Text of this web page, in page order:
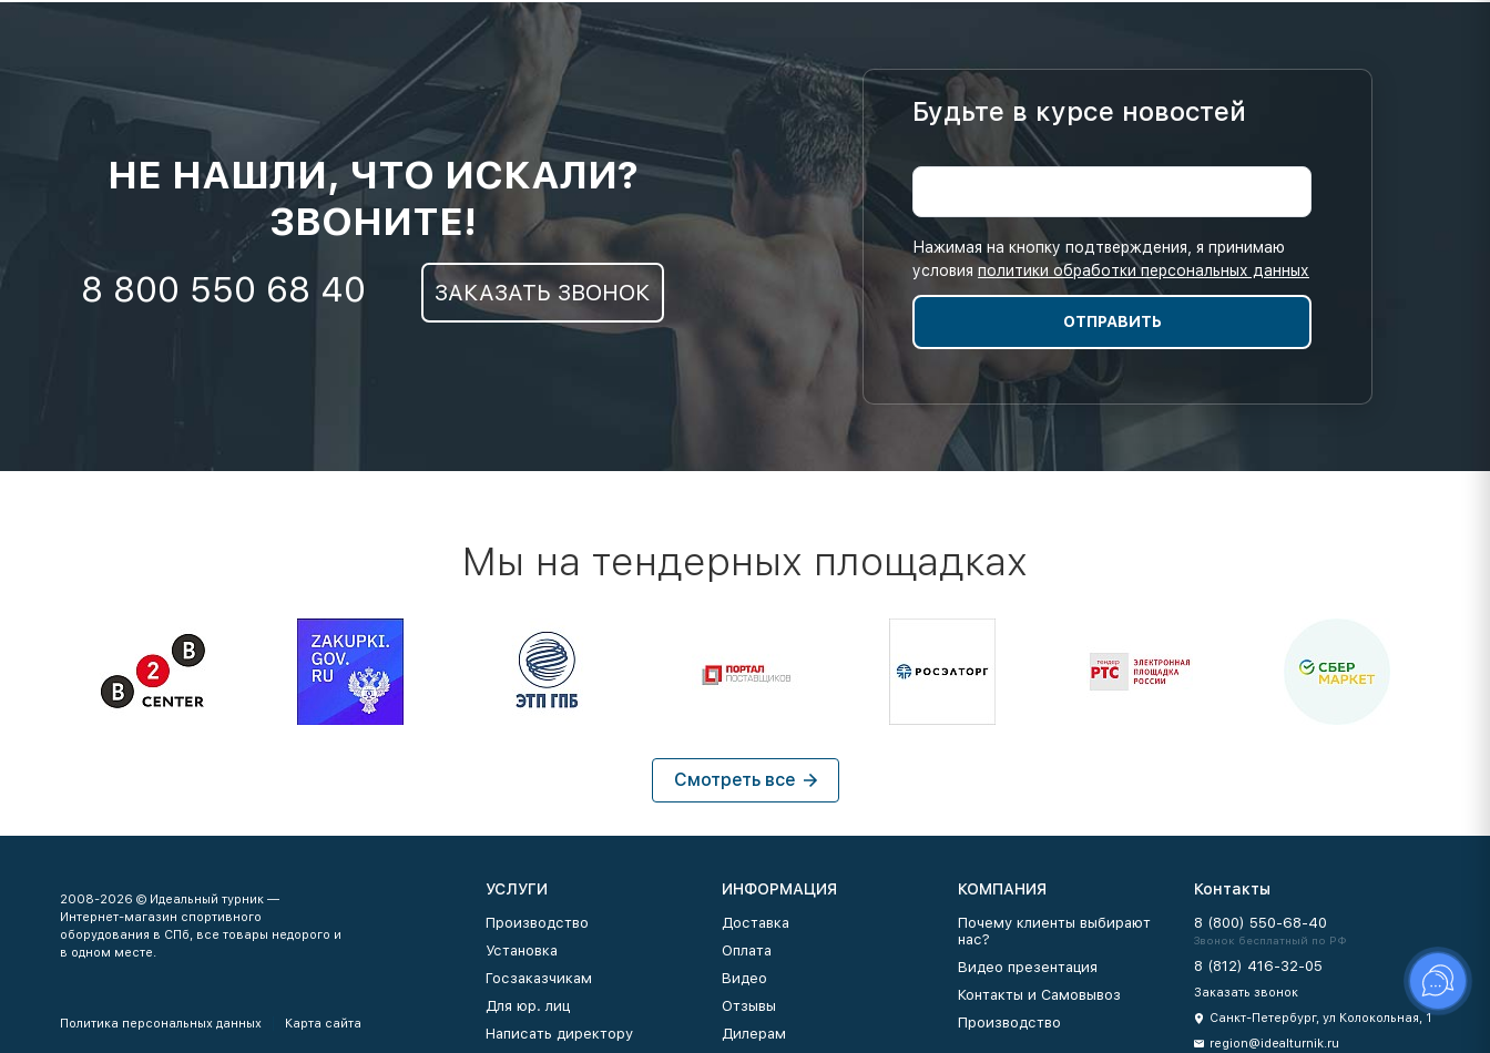
НЕ НАШЛИ, ЧТО ИСКАЛИ?
ЗВОНИТЕ!
8 800 550 68 40 ЗАКАЗАТЬ ЗВОНОК
Будьте в курсе новостей
Нажимая на кнопку подтверждения, я принимаю
условия политики обработки персональных данных
Мы на тендерных площадках
Смотреть все
2008-2026 © Идеальный турник —
Интернет-магазин спортивного
оборудования в СПб, все товары недорого и
в одном месте.
Политика персональных данных Карта сайта
УСЛУГИ
Производство
Установка
Госзаказчикам
Для юр. лиц
Написать директору
ИНФОРМАЦИЯ
Доставка
Оплата
Видео
Отзывы
Дилерам
КОМПАНИЯ
Почему клиенты выбирают
нас?
Видео презентация
Контакты и Самовывоз
Производство
Контакты
8 (800) 550-68-40
Звонок бесплатный по РФ
8 (812) 416-32-05
Заказать звонок
Санкт-Петербург, ул Колокольная, 1
region@idealturnik.ru